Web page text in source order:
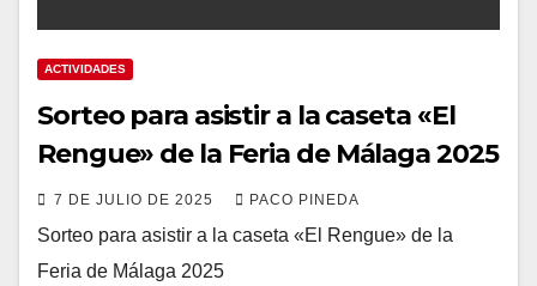
ACTIVIDADES
Sorteo para asistir a la caseta «El
Rengue» de la Feria de Málaga 2025
7 DE JULIO DE 2025 PACO PINEDA
Sorteo para asistir a la caseta «El Rengue» de la
Feria de Málaga 2025